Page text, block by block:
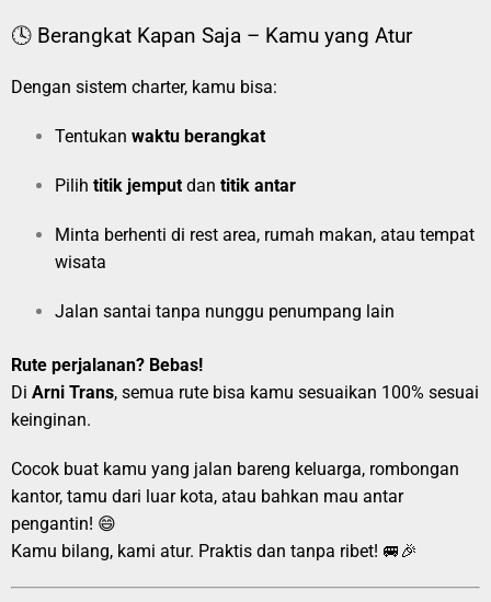
🕓 Berangkat Kapan Saja – Kamu yang Atur
Dengan sistem charter, kamu bisa:
Tentukan waktu berangkat
Pilih titik jemput dan titik antar
Minta berhenti di rest area, rumah makan, atau tempat
wisata
Jalan santai tanpa nunggu penumpang lain
Rute perjalanan? Bebas!
Di Arni Trans, semua rute bisa kamu sesuaikan 100% sesuai
keinginan.
Cocok buat kamu yang jalan bareng keluarga, rombongan
kantor, tamu dari luar kota, atau bahkan mau antar
pengantin! 😄
Kamu bilang, kami atur. Praktis dan tanpa ribet! 🚐🎉